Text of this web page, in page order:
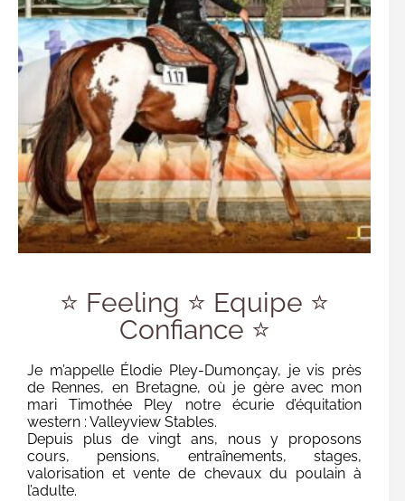
⭐ Feeling ⭐ Equipe ⭐
Confiance ⭐
Je m’appelle Élodie Pley-Dumonçay, je vis près
de Rennes, en Bretagne, où je gère avec mon
mari Timothée Pley notre écurie d’équitation
western : Valleyview Stables.
Depuis plus de vingt ans, nous y proposons
cours, pensions, entraînements, stages,
valorisation et vente de chevaux du poulain à
l’adulte.